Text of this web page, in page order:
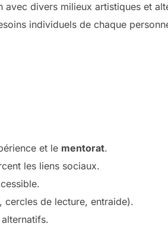
avec divers milieux artistiques et
individuels de chaque
et le mentorat.
les liens sociaux.
cercles de lecture, entraide).